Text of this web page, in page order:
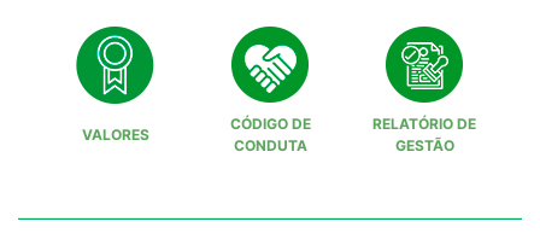
VALORES
CÓDIGO DE
CONDUTA
RELATÓRIO DE
GESTÃO